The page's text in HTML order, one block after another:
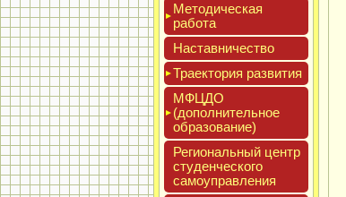
Мето­дичес­кая
ра­бота
Нас­тавни­чес­тво
Тра­ек­то­рия раз­ви­тия
МФЦДО
(до­пол­ни­тель­ное
об­ра­зова­ние)
Реги­ональ­ный центр
сту­ден­ческо­го
са­мо­уп­равле­ния